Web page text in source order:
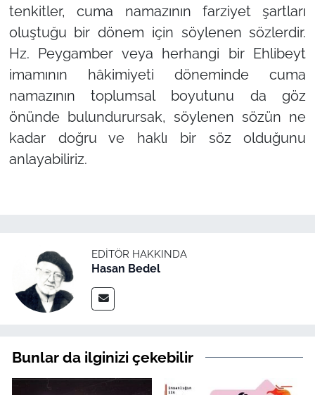
tenkitler, cuma namazının farziyet şartları
oluştuğu bir dönem için söylenen sözlerdir.
Hz. Peygamber veya herhangi bir Ehlibeyt
imamının hâkimiyeti döneminde cuma
namazının toplumsal boyutunu da göz
önünde bulundurursak, söylenen sözün ne
kadar doğru ve haklı bir söz olduğunu
anlayabiliriz.
EDITÖR HAKKINDA
Hasan Bedel
Bunlar da ilginizi çekebilir